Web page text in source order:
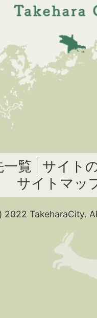
一覧
サイト
サイトマッ
2022 TakeharaCity.